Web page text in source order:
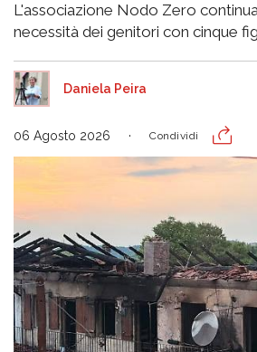
L'associazione Nodo Zero
necessità dei genitori con cinque
Daniela Peira
06 Agosto 2026 Condividi